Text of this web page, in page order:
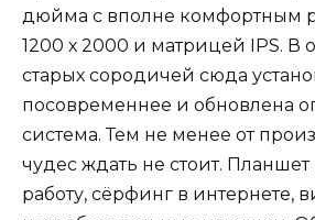
дюйма с вполне комфортным
1200 х 2000 и матрицей IPS. В
старых сородичей сюда
посовременнее и обновлена
система. Тем не менее от
чудес ждать не стоит. Планшет
работу, сёрфинг в интернете,